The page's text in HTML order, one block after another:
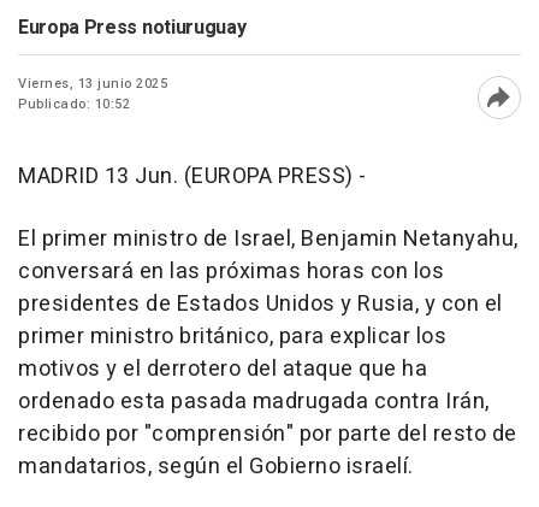
Europa Press notiuruguay
Viernes, 13 junio 2025
Publicado: 10:52
MADRID 13 Jun. (EUROPA PRESS) -
El primer ministro de Israel, Benjamin Netanyahu,
conversará en las próximas horas con los
presidentes de Estados Unidos y Rusia, y con el
primer ministro británico, para explicar los
motivos y el derrotero del ataque que ha
ordenado esta pasada madrugada contra Irán,
recibido por "comprensión" por parte del resto de
mandatarios, según el Gobierno israelí.